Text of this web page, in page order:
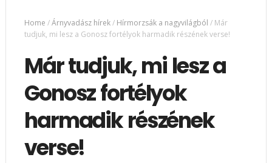
Home /Árnyvadász hírek/ Hírmorzsák a nagyvilágból / Már
tudjuk, mi lesz a Gonosz fortélyok harmadik részének verse!
Már tudjuk, mi lesz a
Gonosz fortélyok
harmadik részének
verse!